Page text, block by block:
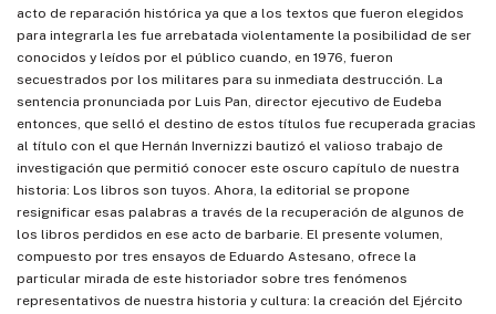
acto de reparación histórica ya que a los textos que fueron elegidos
para integrarla les fue arrebatada violentamente la posibilidad de ser
conocidos y leídos por el público cuando, en 1976, fueron
secuestrados por los militares para su inmediata destrucción. La
sentencia pronunciada por Luis Pan, director ejecutivo de Eudeba
entonces, que selló el destino de estos títulos fue recuperada gracias
al título con el que Hernán Invernizzi bautizó el valioso trabajo de
investigación que permitió conocer este oscuro capítulo de nuestra
historia: Los libros son tuyos. Ahora, la editorial se propone
resignificar esas palabras a través de la recuperación de algunos de
los libros perdidos en ese acto de barbarie. El presente volumen,
compuesto por tres ensayos de Eduardo Astesano, ofrece la
particular mirada de este historiador sobre tres fenómenos
representativos de nuestra historia y cultura: la creación del Ejército